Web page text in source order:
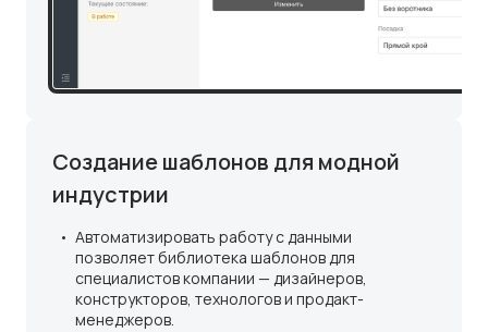
Создание шаблонов для модной
индустрии
Автоматизировать работу с данными
позволяет библиотека шаблонов для
специалистов компании — дизайнеров,
конструкторов, технологов и продакт-
менеджеров.